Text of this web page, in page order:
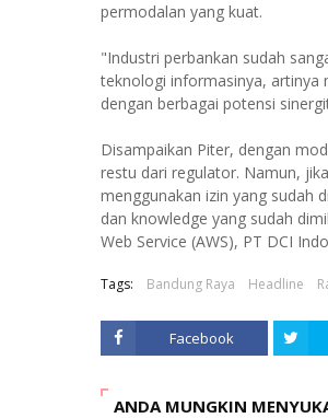
permodalan yang kuat.
"Industri perbankan sudah
teknologi informasinya, artinya
dengan berbagai potensi
Disampaikan Piter, dengan
restu dari regulator. Namun,
menggunakan izin yang sudah
dan knowledge yang sudah
Web Service (AWS), PT DCI
Tags: Bandung Raya Headline
Facebook
ANDA MUNGKIN